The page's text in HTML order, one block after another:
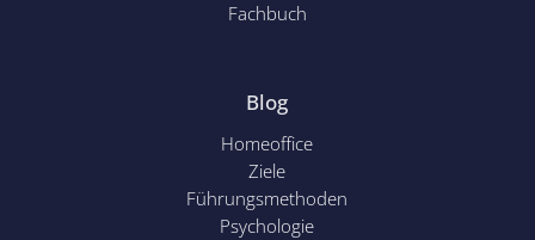
Fachbuch
Blog
Homeoffice
Ziele
Führungsmethoden
Psychologie